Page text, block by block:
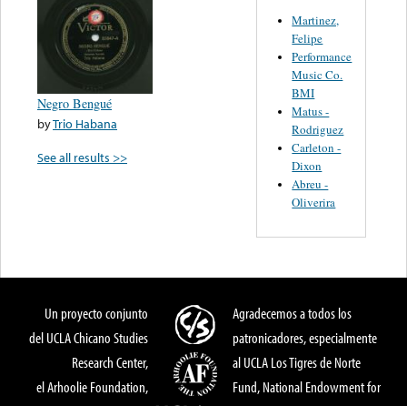
Negro Bengué
byTrio Habana
See all results >>
Martinez,
Felipe
Performance
Music Co.
BMI
Matus -
Rodriguez
Carleton -
Dixon
Abreu -
Oliverira
Un proyecto conjunto
del UCLA Chicano Studies
Research Center,
el Arhoolie Foundation,
Agradecemos a todos los
patronicadores, especialmente
al UCLA Los Tigres de Norte
Fund, National Endowment for